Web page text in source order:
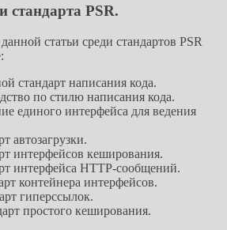
стандарта PSR.
статьи среди стандартов PSR
стандарт написания кода.
по стилю написания кода.
единого интерфейса для ведения
автозагрузки.
интерфейсов кеширования.
интерфейса HTTP-сообщений.
контейнера интерфейсов.
гиперссылок.
простого кеширования.